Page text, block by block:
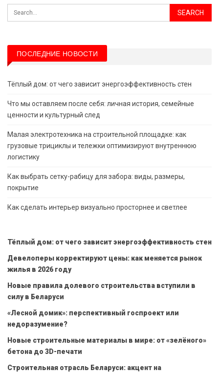
ПОСЛЕДНИЕ НОВОСТИ
Тёплый дом: от чего зависит энергоэффективность стен
Что мы оставляем после себя: личная история, семейные
ценности и культурный след
Малая электротехника на строительной площадке: как
грузовые трициклы и тележки оптимизируют внутреннюю
логистику
Как выбрать сетку-рабицу для забора: виды, размеры,
покрытие
Как сделать интерьер визуально просторнее и светлее
Тёплый дом: от чего зависит энергоэффективность стен
Девелоперы корректируют цены: как меняется рынок
жилья в 2026 году
Новые правила долевого строительства вступили в
силу в Беларуси
«Лесной домик»: перспективный госпроект или
недоразумение?
Новые строительные материалы в мире: от «зелёного»
бетона до 3D-печати
Строительная отрасль Беларуси: акцент на